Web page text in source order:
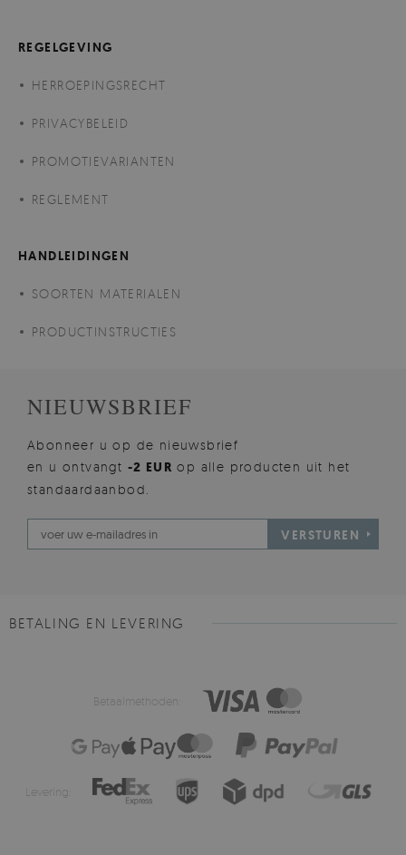
REGELGEVING
HERROEPINGSRECHT
PRIVACYBELEID
PROMOTIEVARIANTEN
REGLEMENT
HANDLEIDINGEN
SOORTEN MATERIALEN
PRODUCTINSTRUCTIES
NIEUWSBRIEF
Abonneer u op de nieuwsbrief
en u ontvangt -2 EUR op alle producten uit het
standaardaanbod.
VERSTUREN
BETALING EN LEVERING
Betaalmethoden:
Levering: